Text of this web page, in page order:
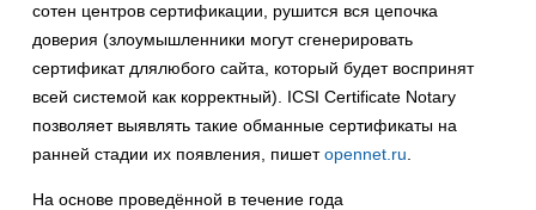
сотен центров сертификации, рушится вся цепочка
доверия (злоумышленники могут сгенерировать
сертификат длялюбого сайта, который будет воспринят
всей системой как корректный). ICSI Certificate Notary
позволяет выявлять такие обманные сертификаты на
ранней стадии их появления, пишетopennet.ru
На основе проведённой в течение года